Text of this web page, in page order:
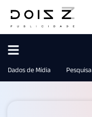
Dados de Mídia Pesquisa